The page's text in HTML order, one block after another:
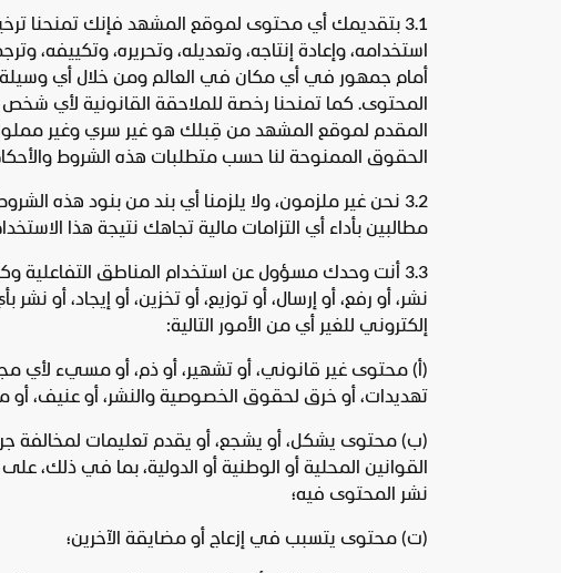
3.1 بتقديمك أي محتوى لموقع المشهد فإنك تمنحنا
استخدامه، وإعادة إنتاجه، وتعديله، وتحريره،
أمام جمهور في أي مكان في العالم ومن خلال أي وسيلة
المحتوى. كما تمنحنا رخصة للملاحقة القانونية لأي
المقدم لموقع المشهد من قِبلك هو غير سري وغير مملوك
الحقوق الممنوحة لنا حسب متطلبات هذه الشروط
3.2 نحن غير ملزمون، ولا يلزمنا أي بند من بنود هذه
مطالبين بأداء أي التزامات مالية تجاهك نتيجة هذا
3.3 أنت وحدك مسؤول عن استخدام المناطق
نشر، أو رفع، أو إرسال، أو توزيع، أو تخزين، أو
إلكتروني للغير أي من الأمور التالية:
(أ‌) محتوى غير قانوني، أو تشهير، أو ذم، أو مسيء لأي
تهديدات، أو خرق لحقوق الخصوصية والنشر، أو عنيف، أو
(ب‌) محتوى يشكل، أو يشجع، أو يقدم تعليمات
القوانين المحلية أو الوطنية أو الدولية، بما في
نشر المحتوى فيه؛
(ت‌) محتوى يتسبب في إزعاج أو مضايقة الآخرين؛